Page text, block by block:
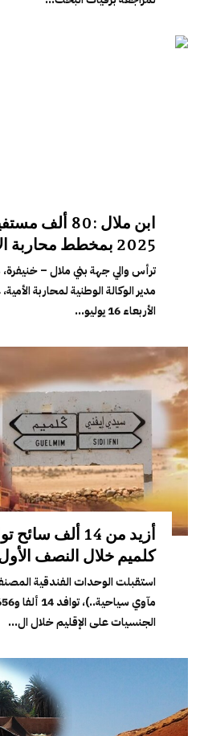
ابن ملال :80
2025 بمخطط محاربة الأمية
ترأس والي جهة بني ملال –
مدير الوكالة الوطنية لمحاربة
الأربعاء 16 يوليو...
أزيد من 14 ألف
كلميم خلال النصف الأول من
استقبلت الوحدات الفندقية
الجنسيات على الإقليم خلال ال...